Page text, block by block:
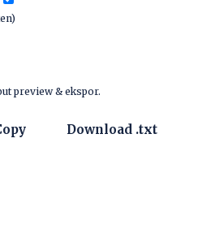
preview & ekspor.
Download .txt